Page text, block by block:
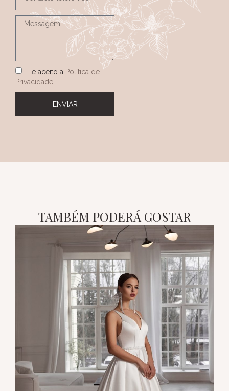
Li e aceito a Política de
Privacidade
ENVIAR
TAMBÉM PODERÁ GOSTAR